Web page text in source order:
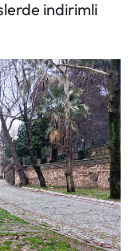
indirimli